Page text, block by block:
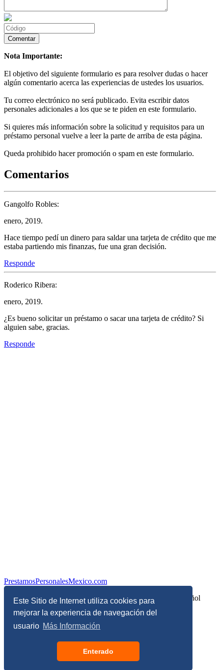
Este Sitio de Internet utiliza cookies para
mejorar la experiencia de navegación del
usuario Más Información
Enterado
Nota Importante:
El objetivo del siguiente formulario es para resolver dudas o hacer
algún comentario acerca las experiencias de ustedes los usuarios.
Tu correo electrónico no será publicado. Evita escribir datos
personales adicionales a los que se te piden en este formulario.
Si quieres más información sobre la solicitud y requisitos para un
préstamo personal vuelve a leer la parte de arriba de esta página.
Queda prohibido hacer promoción o spam en este formulario.
Comentarios
Gangolfo Robles:
enero, 2019.
Hace tiempo pedí un dinero para saldar una tarjeta de crédito que me
estaba partiendo mis finanzas, fue una gran decisión.
Responde
Roderico Ribera:
enero, 2019.
¿Es bueno solicitar un préstamo o sacar una tarjeta de crédito? Si
alguien sabe, gracias.
Responde
PrestamosPersonalesMexico.com
Información sobre Finanzas Personales y Economía en Español
© Copyright 2017 - 2026 - Todos los derechos reservados
Términos, Condiciones y Políticas de Privacidad